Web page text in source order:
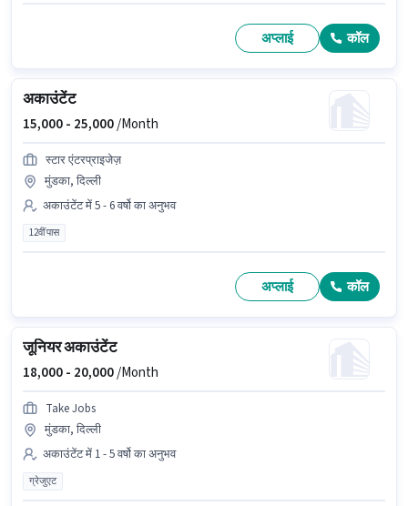
अप्लाई कॉल
अकाउंटेंट
15,000 - 25,000/Month
स्टार एंटरप्राइजेज़
मुंडका, दिल्ली
अकाउंटेंट में 5 - 6 वर्षो का अनुभव
12वीं पास
अप्लाई कॉल
जूनियर अकाउंटेंट
18,000 - 20,000/Month
Take Jobs
मुंडका, दिल्ली
अकाउंटेंट में 1 - 5 वर्षो का अनुभव
ग्रेजुएट